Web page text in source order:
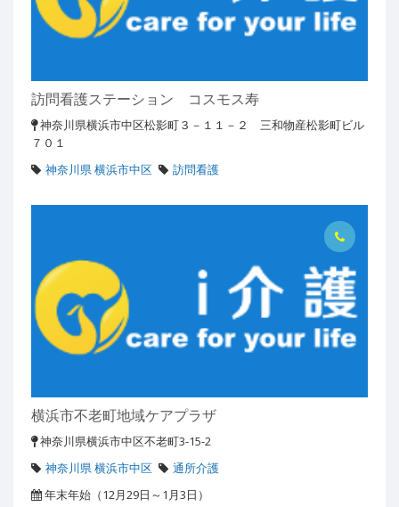
訪問看護ステーション コスモス寿
神奈川県横浜市中区松影町３－１１－２ 三和物産松影町ビル
７０１
神奈川県 横浜市中区
訪問看護
横浜市不老町地域ケアプラザ
神奈川県横浜市中区不老町3-15-2
神奈川県 横浜市中区
通所介護
年末年始（12月29日～1月3日）